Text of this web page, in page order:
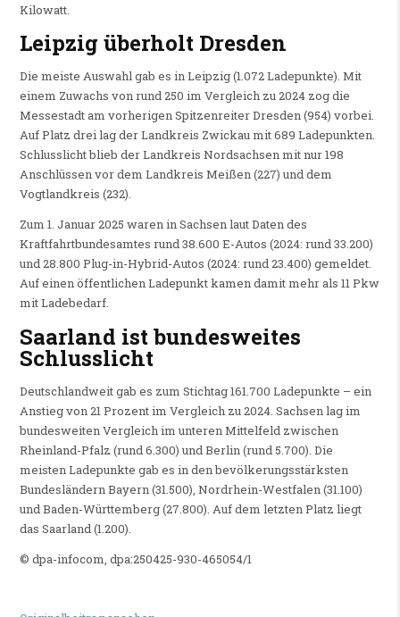
Kilowatt.
Leipzig überholt Dresden
Die meiste Auswahl gab es in Leipzig (1.072 Ladepunkte). Mit
einem Zuwachs von rund 250 im Vergleich zu 2024 zog die
Messestadt am vorherigen Spitzenreiter Dresden (954) vorbei.
Auf Platz drei lag der Landkreis Zwickau mit 689 Ladepunkten.
Schlusslicht blieb der Landkreis Nordsachsen mit nur 198
Anschlüssen vor dem Landkreis Meißen (227) und dem
Vogtlandkreis (232).
Zum 1. Januar 2025 waren in Sachsen laut Daten des
Kraftfahrtbundesamtes rund 38.600 E-Autos (2024: rund 33.200)
und 28.800 Plug-in-Hybrid-Autos (2024: rund 23.400) gemeldet.
Auf einen öffentlichen Ladepunkt kamen damit mehr als 11 Pkw
mit Ladebedarf.
Saarland ist bundesweites
Schlusslicht
Deutschlandweit gab es zum Stichtag 161.700 Ladepunkte – ein
Anstieg von 21 Prozent im Vergleich zu 2024. Sachsen lag im
bundesweiten Vergleich im unteren Mittelfeld zwischen
Rheinland-Pfalz (rund 6.300) und Berlin (rund 5.700). Die
meisten Ladepunkte gab es in den bevölkerungsstärksten
Bundesländern Bayern (31.500), Nordrhein-Westfalen (31.100)
und Baden-Württemberg (27.800). Auf dem letzten Platz liegt
das Saarland (1.200).
© dpa-infocom, dpa:250425-930-465054/1